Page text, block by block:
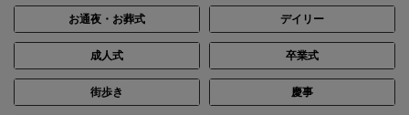
お通夜・お葬式 デイリー
成人式 卒業式
街歩き 慶事